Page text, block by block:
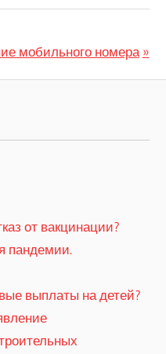
мобильного номера
от вакцинации?
пандемии.
выплаты на детей?